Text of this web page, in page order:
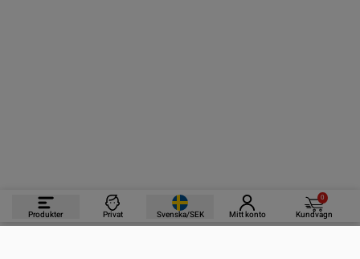
Produkter Privat Svenska/SEK Mitt konto
0
Kundvagn